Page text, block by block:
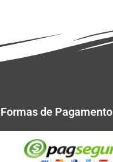
Formas de Pagamento